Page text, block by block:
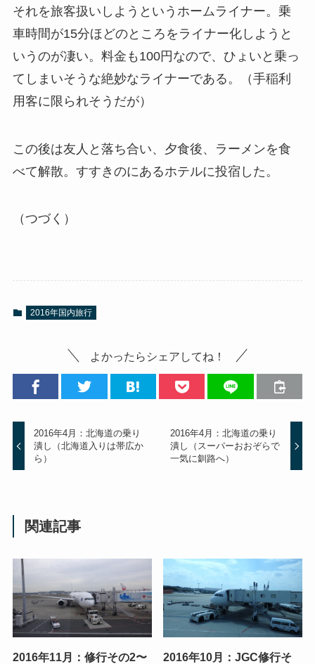
それを旅客扱いしようというホームライナー。乗
車時間が15分ほどのところをライナー化しようと
いうのが凄い。料金も100円なので、ひょいと乗っ
てしまいそうな絶妙なライナーである。（手稲利
用客に限られそうだが）
この後は友人と落ち合い、夕食後、ラーメンを食
べて解散。すすきのにあるホテルに投宿した。
（つづく）
2016年国内旅行
よかったらシェアしてね！
2016年4月：北海道の乗り
潰し（北海道入りは帯広か
ら）
2016年4月：北海道の乗り
潰し（スーパーおおぞらで
一気に釧路へ）
関連記事
2016年11月：修行その2〜
2016年10月：JGC修行そ